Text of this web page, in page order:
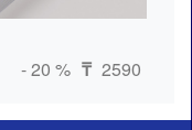
- 20 % ₸ 2590